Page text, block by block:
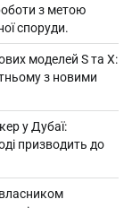
з метою
споруди.
моделей S та X:
з новими
у Дубаї:
призводить до